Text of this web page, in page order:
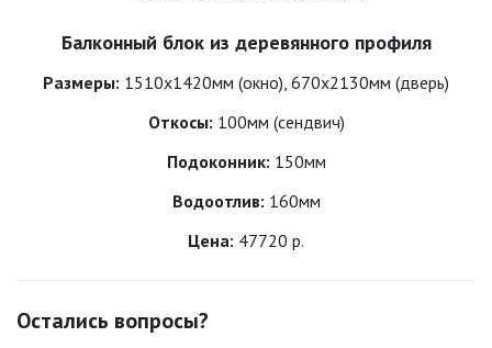
Балконный блок из деревянного профиля
Размеры: 1510х1420мм (окно), 670х2130мм (дверь)
Откосы: 100мм (сендвич)
Подоконник: 150мм
Водоотлив: 160мм
Цена: 47720 р.
Остались вопросы?